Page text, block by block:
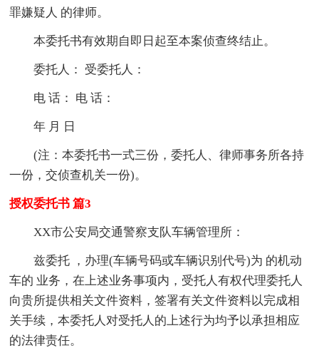
罪嫌疑人 的律师。
本委托书有效期自即日起至本案侦查终结止。
委托人： 受委托人：
电 话： 电 话：
年 月 日
(注：本委托书一式三份，委托人、律师事务所各持
一份，交侦查机关一份)。
授权委托书 篇3
XX市公安局交通警察支队车辆管理所：
兹委托 ，办理(车辆号码或车辆识别代号)为 的机动
车的 业务，在上述业务事项内，受托人有权代理委托人
向贵所提供相关文件资料，签署有关文件资料以完成相
关手续，本委托人对受托人的上述行为均予以承担相应
的法律责任。